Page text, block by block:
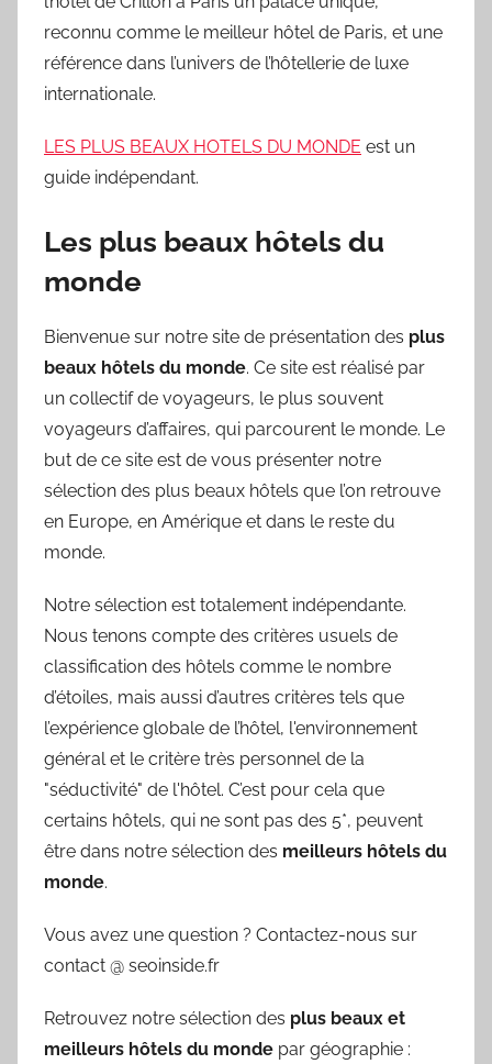
reconnu comme le meilleur hôtel de Paris, et une
référence dans l’univers de l’hôtellerie de luxe
internationale.
LES PLUS BEAUX HOTELS DU MONDE est un
guide indépendant.
Les plus beaux hôtels du
monde
Bienvenue sur notre site de présentation des plus
beaux hôtels du monde. Ce site est réalisé par
un collectif de voyageurs, le plus souvent
voyageurs d’affaires, qui parcourent le monde. Le
but de ce site est de vous présenter notre
sélection des plus beaux hôtels que l’on retrouve
en Europe, en Amérique et dans le reste du
monde.
Notre sélection est totalement indépendante.
Nous tenons compte des critères usuels de
classification des hôtels comme le nombre
d’étoiles, mais aussi d’autres critères tels que
l’expérience globale de l’hôtel, l'environnement
général et le critère très personnel de la
"séductivité" de l'hôtel. C’est pour cela que
certains hôtels, qui ne sont pas des 5*, peuvent
être dans notre sélection des meilleurs hôtels du
monde.
Vous avez une question ? Contactez-nous sur
contact @ seoinside.fr
Retrouvez notre sélection des plus beaux et
meilleurs hôtels du monde par géographie :